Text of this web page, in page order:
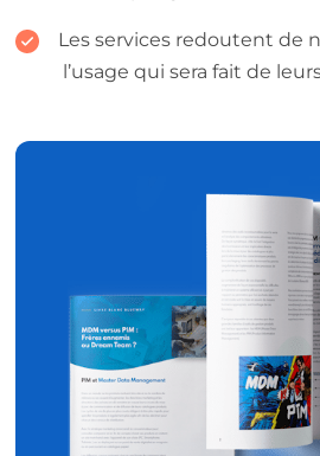
Les services redoutent de
l’usage qui sera fait de